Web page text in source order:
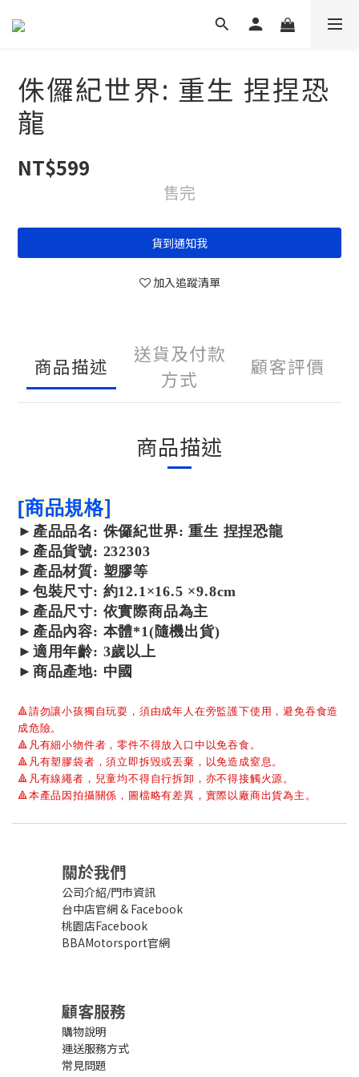
侏儸紀世界: 重生 捏捏恐
龍
NT$599
售完
貨到通知我
加入追蹤清單
商品描述
送貨及付款
方式
顧客評價
商品描述
[商品規格]
► 產品品名: 侏儸紀世界: 重生 捏捏恐龍
► 產品貨號: 232303
► 產品材質: 塑膠等
►包裝尺寸: 約12.1×16.5 ×9.8cm
►產品尺寸: 依實際商品為主
►產品內容: 本體*1(隨機出貨)
►適用年齡: 3歲以上
► 商品產地: 中國
🔺請勿讓小孩獨自玩耍，須由成年人在旁監護下使用，避免吞食造
成危險。
🔺 凡有細小物件者，零件不得放入口中以免吞食。
🔺 凡有塑膠袋者，須立即拆毀或丟棄，以免造成窒息。
🔺 凡有線繩者，兒童均不得自行拆卸，亦不得接觸火源。
🔺本產品因拍攝關係，圖檔略有差異，實際以廠商出貨為主。
關於我們
公司介紹/門市資訊
台中店官網& Facebook
桃園店Facebook
BBAMotorsport官網
顧客服務
購物說明
運送服務方式
常見問題